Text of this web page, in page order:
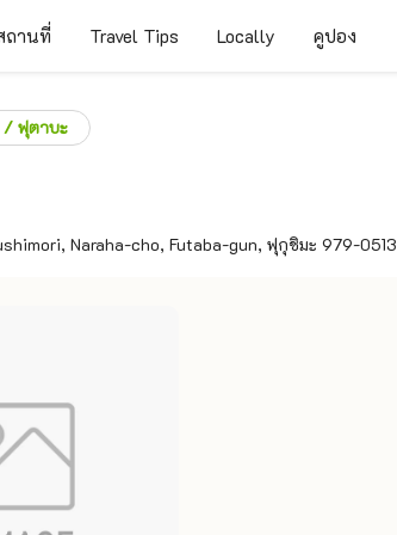
ถานที่ Travel Tips Locally คูปอง
/ ฟุตาบะ
Naraha-cho, Futaba-gun, ฟุกุชิมะ 979-0513